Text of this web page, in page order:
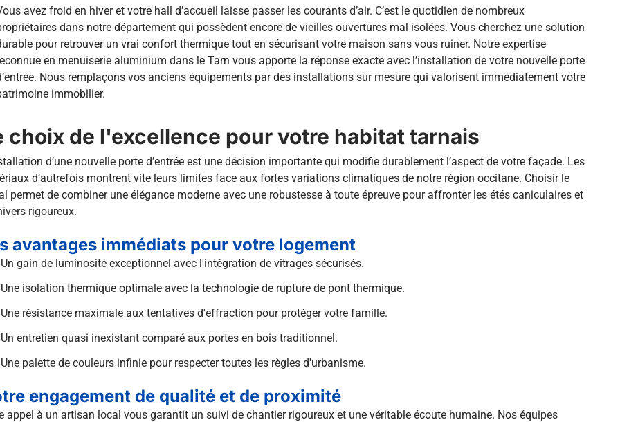
avez froid en hiver et votre hall d’accueil laisse passer les courants d’air. C’est le quotidien de nombreux
dans notre département qui possèdent encore de vieilles ouvertures mal isolées. Vous cherchez une solution
pour retrouver un vrai confort thermique tout en sécurisant votre maison sans vous ruiner. Notre expertise
en menuiserie aluminium dans le Tarn vous apporte la réponse exacte avec l’installation de votre nouvelle porte
Nous remplaçons vos anciens équipements par des installations sur mesure qui valorisent immédiatement votre
immobilier.
choix de l'excellence pour votre habitat tarnais
d’une nouvelle porte d’entrée est une décision importante qui modifie durablement l’aspect de votre façade. Les
d’autrefois montrent vite leurs limites face aux fortes variations climatiques de notre région occitane. Choisir le
permet de combiner une élégance moderne avec une robustesse à toute épreuve pour affronter les étés caniculaires et
rigoureux.
avantages immédiats pour votre logement
Un gain de luminosité exceptionnel avec l'intégration de vitrages sécurisés.
Une isolation thermique optimale avec la technologie de rupture de pont thermique.
Une résistance maximale aux tentatives d'effraction pour protéger votre famille.
Un entretien quasi inexistant comparé aux portes en bois traditionnel.
Une palette de couleurs infinie pour respecter toutes les règles d'urbanisme.
engagement de qualité et de proximité
appel à un artisan local vous garantit un suivi de chantier rigoureux et une véritable écoute humaine. Nos équipes